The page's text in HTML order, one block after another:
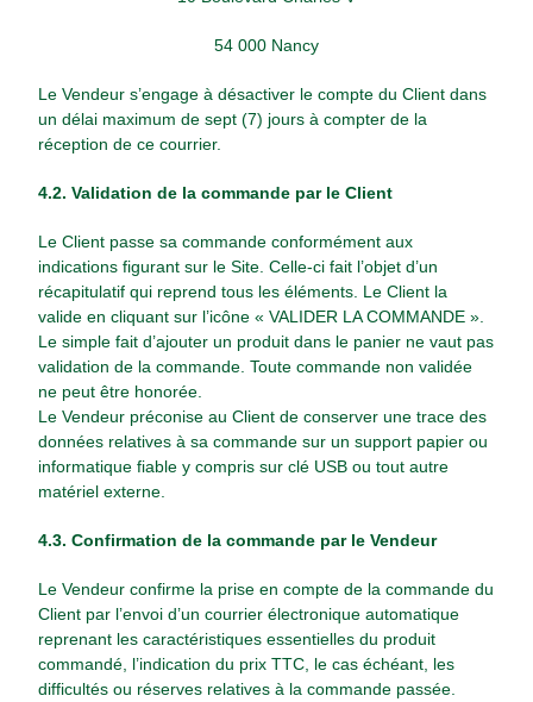
54 000 Nancy
Le Vendeur s’engage à désactiver le compte du Client dans
un délai maximum de sept (7) jours à compter de la
réception de ce courrier.
4.2. Validation de la commande par le Client
Le Client passe sa commande conformément aux
indications figurant sur le Site. Celle-ci fait l’objet d’un
récapitulatif qui reprend tous les éléments. Le Client la
valide en cliquant sur l’icône « VALIDER LA COMMANDE ».
Le simple fait d’ajouter un produit dans le panier ne vaut pas
validation de la commande. Toute commande non validée
ne peut être honorée.
Le Vendeur préconise au Client de conserver une trace des
données relatives à sa commande sur un support papier ou
informatique fiable y compris sur clé USB ou tout autre
matériel externe.
4.3. Confirmation de la commande par le Vendeur
Le Vendeur confirme la prise en compte de la commande du
Client par l’envoi d’un courrier électronique automatique
reprenant les caractéristiques essentielles du produit
commandé, l’indication du prix TTC, le cas échéant, les
difficultés ou réserves relatives à la commande passée.